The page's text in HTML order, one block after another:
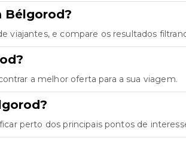
Bélgorod?
viajantes, e compare os resultados
a melhor oferta para a sua viagem.
perto dos principais pontos de